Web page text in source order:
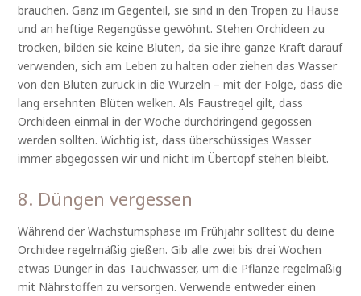
brauchen. Ganz im Gegenteil, sie sind in den Tropen zu Hause
und an heftige Regengüsse gewöhnt. Stehen Orchideen zu
trocken, bilden sie keine Blüten, da sie ihre ganze Kraft darauf
verwenden, sich am Leben zu halten oder ziehen das Wasser
von den Blüten zurück in die Wurzeln – mit der Folge, dass die
lang ersehnten Blüten welken. Als Faustregel gilt, dass
Orchideen einmal in der Woche durchdringend gegossen
werden sollten. Wichtig ist, dass überschüssiges Wasser
immer abgegossen wir und nicht im Übertopf stehen bleibt.
8. Düngen vergessen
Während der Wachstumsphase im Frühjahr solltest du deine
Orchidee regelmäßig gießen. Gib alle zwei bis drei Wochen
etwas Dünger in das Tauchwasser, um die Pflanze regelmäßig
mit Nährstoffen zu versorgen. Verwende entweder einen